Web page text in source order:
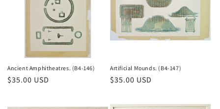
Ancient Amphitheatres. (B4-146)
Prix
$35.00 USD
Artificial Mounds. (B4-147)
Prix
$35.00 USD